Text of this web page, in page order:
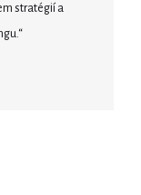
stratégií a